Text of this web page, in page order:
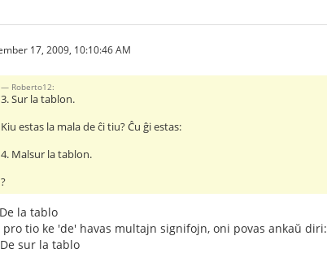
17, 2009, 10:10:46 AM
Roberto12:
3. Sur la tablon.
Kiu estas la mala de ĉi tiu? Ĉu ĝi estas:
4. Malsur la tablon.
?
la tablo
pro tio ke 'de' havas multajn signifojn, oni povas ankaŭ diri:
sur la tablo